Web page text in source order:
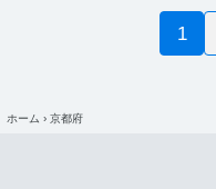
1
ホーム › 京都府